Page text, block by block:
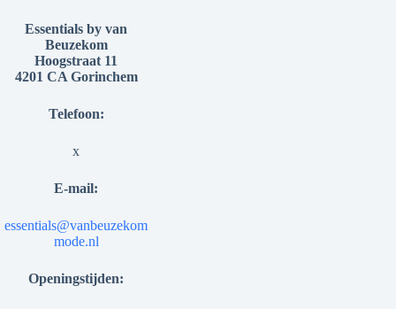
Essentials by van
Beuzekom
Hoogstraat 11
4201 CA Gorinchem
Telefoon:
x
E-mail:
essentials@vanbeuzekom
mode.nl
Openingstijden: